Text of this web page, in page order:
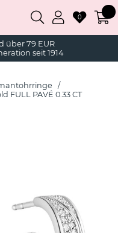
über 79 EUR
seit 1914
0
FULL PAVÉ 0.33 CT